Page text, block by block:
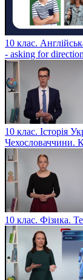
10 клас.
- asking for
10 клас. Історія
Чехословаччини.
10 клас. Фізика.